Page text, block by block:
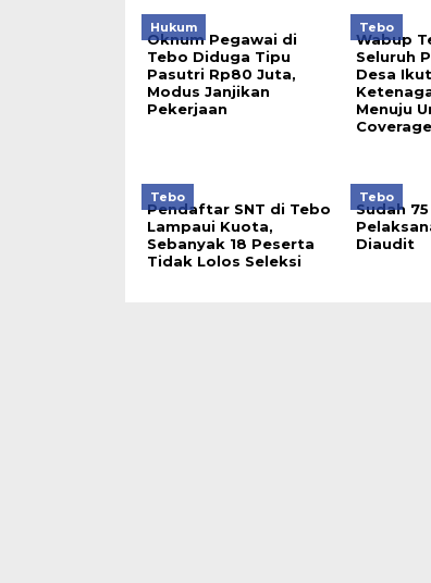
Hukum
Oknum Pegawai di
Tebo Diduga Tipu
Pasutri Rp80 Juta,
Modus Janjikan
Pekerjaan
Tebo
Wabup
Seluruh
Desa
Menuju
Tebo
Pendaftar SNT di Tebo
Lampaui Kuota,
Sebanyak 18 Peserta
Tidak Lolos Seleksi
Tebo
Sudah
Diaudit